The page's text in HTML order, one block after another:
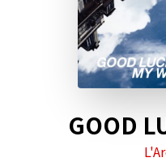
GOOD